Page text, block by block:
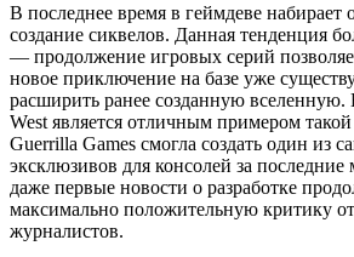
В последнее время в геймдеве набирает
создание сиквелов. Данная тенденция
— продолжение игровых серий
новое приключение на базе уже
расширить ранее созданную вселенную.
West является отличным примером
Guerrilla Games смогла создать один из
эксклюзивов для консолей за последние
даже первые новости о разработке
максимально положительную критику
журналистов.